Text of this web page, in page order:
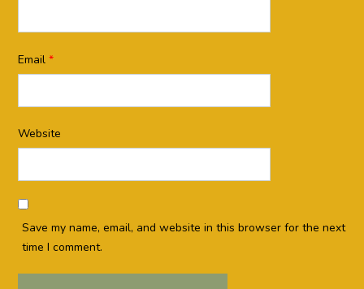
Email *
Website
Save my name, email, and website in this browser for the next
time I comment.